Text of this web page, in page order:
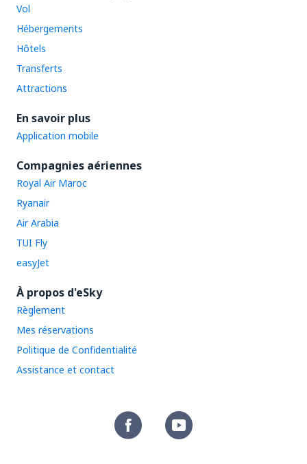
Vol
Hébergements
Hôtels
Transferts
Attractions
En savoir plus
Application mobile
Compagnies aériennes
Royal Air Maroc
Ryanair
Air Arabia
TUI Fly
easyJet
À propos d'eSky
Règlement
Mes réservations
Politique de Confidentialité
Assistance et contact